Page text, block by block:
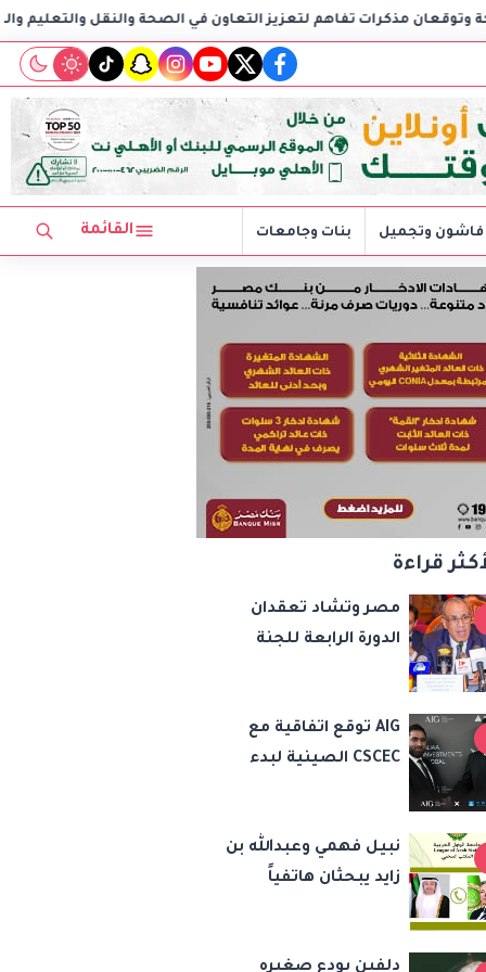
AIG توقع اتفاقية مع CSCEC الصينية لبدء تنفيذ مشروع AI Tower بالعاصمة الإدارية الجديدة لتعزيز التعاون في الصحة والنقل والتعليم والثقافة
facebook
twitter
youtube
instagram
snapchat
tiktok
فاشون وتجميل بنات وجامعات القائمة
قراءة
مصر وتشاد تعقدان
الدورة الرابعة للجنة
التعاون في الصحة
والنقل والتعليم
AIG توقع اتفاقية مع
CSCEC الصينية لبدء
الجديدة
نبيل فهمي وعبدالله بن
زايد يبحثان هاتفياً
دلفين يودع صغيره